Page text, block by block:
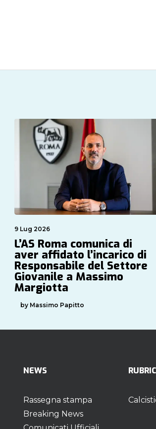
9 Lug 2026
L’AS Roma comunica di
aver affidato l’incarico di
Responsabile del Settore
Giovanile a Massimo
Margiotta
by Massimo Papitto
NEWS
Rassegna stampa
Breaking News